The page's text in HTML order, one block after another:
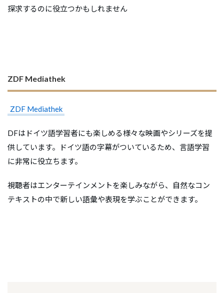
探求するのに役立つかもしれません
ZDF Mediathek
ZDF Mediathek
DFはドイツ語学習者にも楽しめる様々な映画やシリーズを提
供しています。ドイツ語の字幕がついているため、言語学習
に非常に役立ちます。
視聴者はエンターテインメントを楽しみながら、自然なコン
テキストの中で新しい語彙や表現を学ぶことができます。